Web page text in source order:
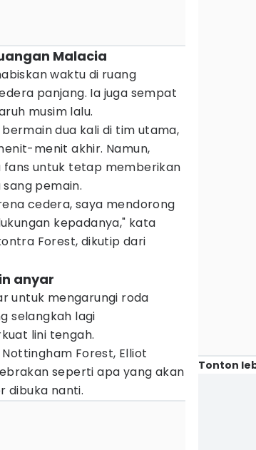
Malacia
waktu di ruang
panjang. Ia juga sempat
musim lalu.
dua kali di tim utama,
menit akhir. Namun,
untuk tetap memberikan
pemain.
cedera, saya mendorong
kepadanya," kata
Forest, dikutip dari
anyar
untuk mengarungi roda
selangkah lagi
lini tengah.
Forest, Elliot
seperti apa yang akan
dibuka nanti.
Tonton